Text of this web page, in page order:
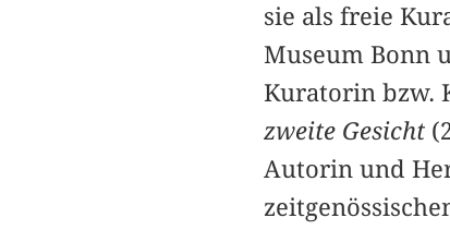
sie als freie
Museum Bonn
Kuratorin bzw.
zweite Gesicht
Autorin und